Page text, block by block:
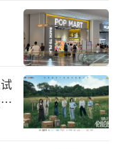
内累计下跌9.9
市场情绪。